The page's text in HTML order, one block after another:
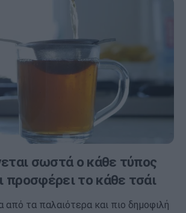
σωστά ο κάθε τύπος
προσφέρει το κάθε τσάι
από τα παλαιότερα και πιο δημοφιλή